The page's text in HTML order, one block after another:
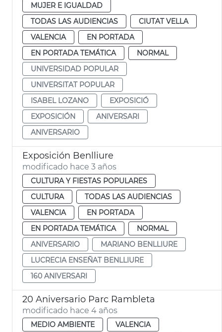
MUJER E IGUALDAD
TODAS LAS AUDIENCIAS
CIUTAT VELLA
VALENCIA
EN PORTADA
EN PORTADA TEMÁTICA
NORMAL
UNIVERSIDAD POPULAR
UNIVERSITAT POPULAR
ISABEL LOZANO
EXPOSICIÓ
EXPOSICIÓN
ANIVERSARI
ANIVERSARIO
Exposición Benlliure
modificado hace 3 años
CULTURA Y FIESTAS POPULARES
CULTURA
TODAS LAS AUDIENCIAS
VALENCIA
EN PORTADA
EN PORTADA TEMÁTICA
NORMAL
ANIVERSARIO
MARIANO BENLLIURE
LUCRECIA ENSEÑAT BENLLIURE
160 ANIVERSARI
20 Aniversario Parc Rambleta
modificado hace 4 años
MEDIO AMBIENTE
VALENCIA